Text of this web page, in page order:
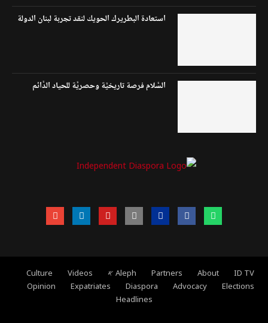
استعادة البطريرك الحويك لنقد تجربة لبنان الدولة
السَّلام فرصة تاريخيَّة وحصريَّة للحياد الدَّائم
ID TV
About
Partners
Aleph 𐤀
Videos
Culture
Elections
Advocacy
Diaspora
Expatriates
Opinion
Headlines